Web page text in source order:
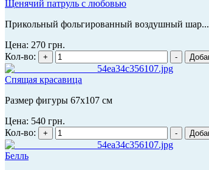
Щенячий патруль с любовью
Прикольный фольгированный воздушный шар...
Цена: 270 грн.
Кол-во:
Cпящая красавица
Размер фигуры 67х107 см
Цена: 540 грн.
Кол-во:
Белль